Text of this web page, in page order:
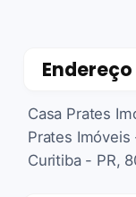
Endereço
Casa Prates
Prates Imóveis
Curitiba - PR,